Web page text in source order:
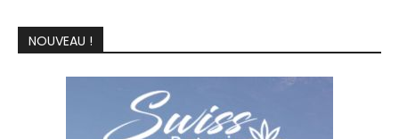
NOUVEAU !